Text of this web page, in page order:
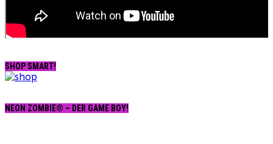
SHOP SMART!
NEON ZOMBIE® – DER GAME BOY!